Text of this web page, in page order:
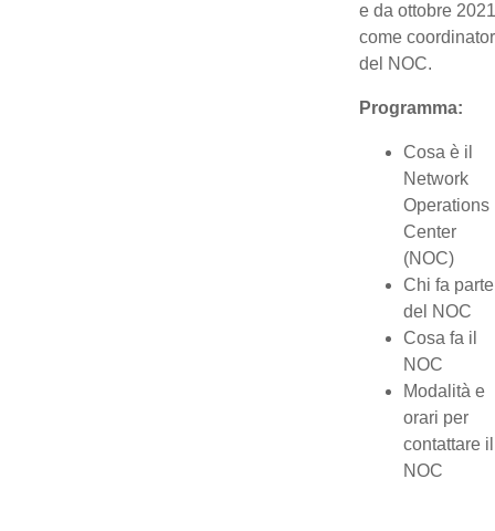
e da ottobre 2021
come
del NOC.
Programma:
Cosa è il
Network
Operations
Center
(NOC)
Chi fa parte
del NOC
Cosa fa il
NOC
Modalità e
orari per
contattare il
NOC